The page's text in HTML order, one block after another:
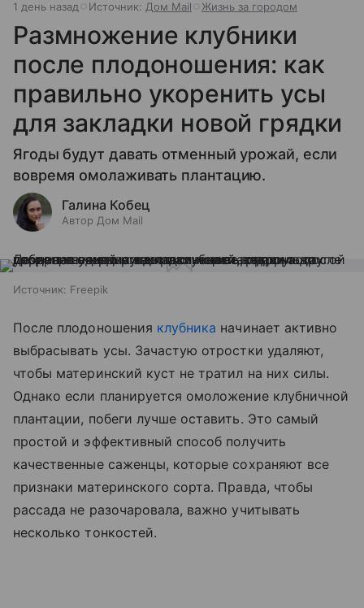
1 день назад Источник: Дом Mail Жизнь за городом
Размножение клубники
после плодоношения: как
правильно укоренить усы
для закладки новой грядки
Ягоды будут давать отменный урожай, если
вовремя омолаживать плантацию.
Галина Кобец
Автор Дом Mail
Источник: Freepik
После плодоношения клубника начинает активно
выбрасывать усы. Зачастую отростки удаляют,
чтобы материнский куст не тратил на них силы.
Однако если планируется омоложение клубничной
плантации, побеги лучше оставить. Это самый
простой и эффективный способ получить
качественные саженцы, которые сохраняют все
признаки материнского сорта. Правда, чтобы
рассада не разочаровала, важно учитывать
несколько тонкостей.